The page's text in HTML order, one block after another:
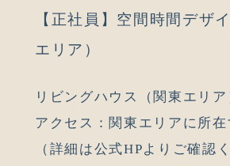
【正社員】空間時間デザ
エリア）
リビングハウス（関東エリア
アクセス：関東エリアに所在
（詳細は公式HPよりご確認